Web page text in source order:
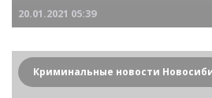
20.01.2021 05:39